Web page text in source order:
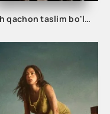
Hech qachon taslim bo'lma 3